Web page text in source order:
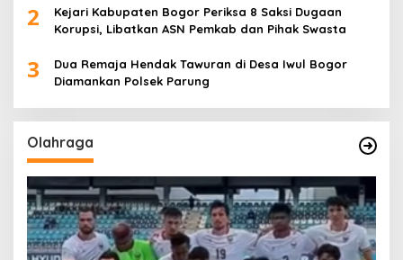
2
Kejari Kabupaten Bogor Periksa 8 Saksi Dugaan
Korupsi, Libatkan ASN Pemkab dan Pihak Swasta
3
Dua Remaja Hendak Tawuran di Desa Iwul Bogor
Diamankan Polsek Parung
Olahraga